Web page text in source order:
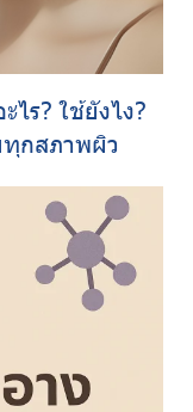
ไร? ใช้ยังไง?
ทุกสภาพผิว